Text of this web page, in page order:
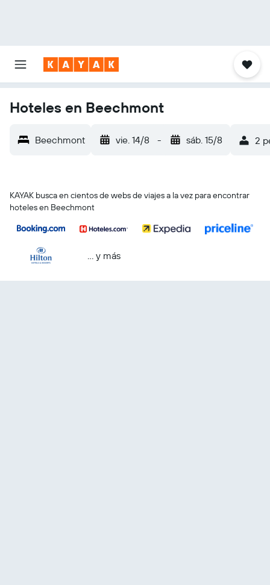
Hoteles en Beechmont
Beechmont vie. 14/8 - sáb. 15/8 2
KAYAK busca en cientos de webs de viajes a la vez para encontrar
hoteles en Beechmont
… y más